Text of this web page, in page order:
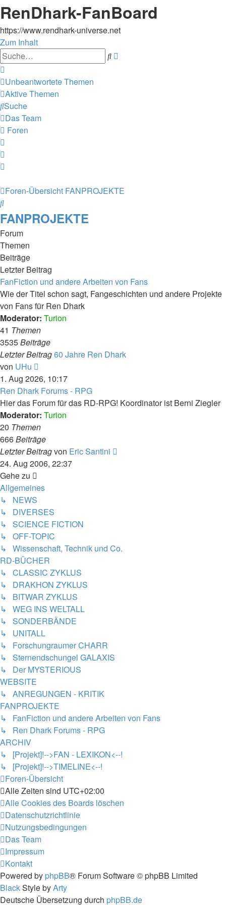
RenDhark-FanBoard
https://www.rendhark-universe.net
Zum Inhalt
Suche
Unbeantwortete Themen
Aktive Themen
Suche
Das Team
Foren
Foren-Übersicht FANPROJEKTE
Suche
FANPROJEKTE
Forum
Themen
Beiträge
Letzter Beitrag
FanFiction und andere Arbeiten von Fans
Wie der Titel schon sagt, Fangeschichten und andere Projekte
von Fans für Ren Dhark
Moderator: Turion
41 Themen
3535Beiträge
Letzter Beitrag60 Jahre Ren Dhark
von UHu
Beitrag
1. Aug 2026, 10:17
Ren Dhark Forums - RPG
Hier das Forum für das RD-RPG! Koordinator ist Berni Ziegler
Moderator: Turion
20 Themen
666Beiträge
Letzter Beitragvon Eric Santini
24. Aug 2006, 22:37
Gehe zu
Allgemeines
↳ NEWS
↳ DIVERSES
↳ SCIENCE FICTION
↳ OFF-TOPIC
↳ Wissenschaft, Technik und Co.
RD-BÜCHER
↳ CLASSIC ZYKLUS
↳ DRAKHON ZYKLUS
↳ BITWAR ZYKLUS
↳ WEG INS WELTALL
↳ SONDERBÄNDE
↳ UNITALL
↳ Forschungraumer CHARR
↳ Sternendschungel GALAXIS
↳ Der MYSTERIOUS
WEBSITE
↳ ANREGUNGEN - KRITIK
FANPROJEKTE
↳ FanFiction und andere Arbeiten von Fans
↳ Ren Dhark Forums - RPG
ARCHIV
↳ [Projekt]!-->FAN - LEXIKON<--!
↳ [Projekt]!-->TIMELINE<--!
Foren-Übersicht
Alle Zeiten sind UTC+02:00
Alle Cookies des Boards löschen
Datenschutzrichtlinie
Nutzungsbedingungen
Das Team
Impressum
Kontakt
Powered by phpBB® Forum Software © phpBB Limited
BlackStyle byArty
Deutsche Übersetzung durch phpBB.de